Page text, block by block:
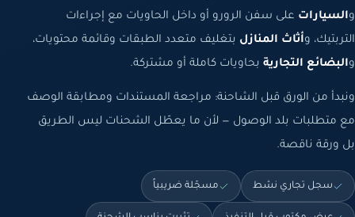
والسيارات على سفن الرورو أو داخل الحاويات مع إجراءات
التربتيك، وأثاث المنازل بتغليف متعدد الطبقات وقائمة محتويات،
والبضائع التجارية بحاويات كاملة أو مشتركة.
ونبدأ من الورق قبل الشاحنة: مراجعة المستندات ومطابقة الوصف
مع متطلبات بلد الوصول — لأن ما يعطّل الشحنات ليس الطريق
بل ورقة ناقصة.
سجل تجاري نشط مسجّلة ضريبياً